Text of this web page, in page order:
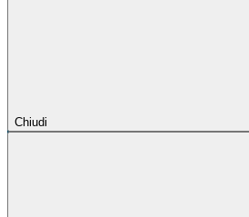
Chiudi